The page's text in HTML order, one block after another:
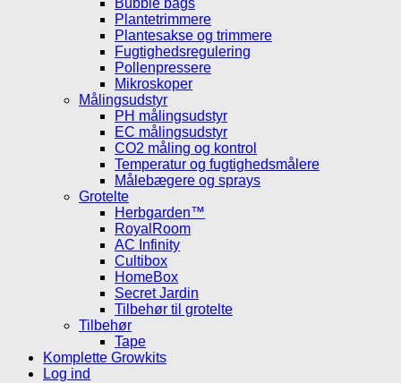
Bubble bags
Plantetrimmere
Plantesakse og trimmere
Fugtighedsregulering
Pollenpressere
Mikroskoper
Målingsudstyr
PH målingsudstyr
EC målingsudstyr
CO2 måling og kontrol
Temperatur og fugtighedsmålere
Målebægere og sprays
Grotelte
Herbgarden™
RoyalRoom
AC Infinity
Cultibox
HomeBox
Secret Jardin
Tilbehør til grotelte
Tilbehør
Tape
Komplette Growkits
Log ind